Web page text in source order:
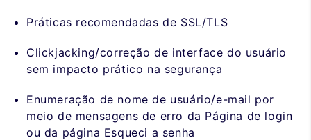
Práticas recomendadas de SSL/TLS
Clickjacking/correção de interface do usuário
sem impacto prático na segurança
Enumeração de nome de usuário/e-mail por
meio de mensagens de erro da Página de login
ou da página Esqueci a senha